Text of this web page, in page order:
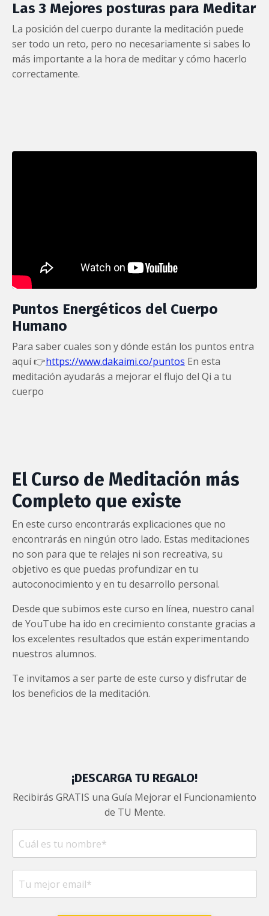
Las 3 Mejores posturas para Meditar
La posición del cuerpo durante la meditación puede
ser todo un reto, pero no necesariamente si sabes lo
más importante a la hora de meditar y cómo hacerlo
correctamente.
Puntos Energéticos del Cuerpo
Humano
Para saber cuales son y dónde están los puntos entra
aquí 👉https://www.dakaimi.co/puntos En esta
meditación ayudarás a mejorar el flujo del Qi a tu
cuerpo
El Curso de Meditación más
Completo que existe
En este curso encontrarás explicaciones que no
encontrarás en ningún otro lado. Estas meditaciones
no son para que te relajes ni son recreativa, su
objetivo es que puedas profundizar en tu
autoconocimiento y en tu desarrollo personal.
Desde que subimos este curso en línea, nuestro canal
de YouTube ha ido en crecimiento constante gracias a
los excelentes resultados que están experimentando
nuestros alumnos.
Te invitamos a ser parte de este curso y disfrutar de
los beneficios de la meditación.
¡DESCARGA TU REGALO!
Recibirás GRATIS una Guía Mejorar el Funcionamiento
de TU Mente.